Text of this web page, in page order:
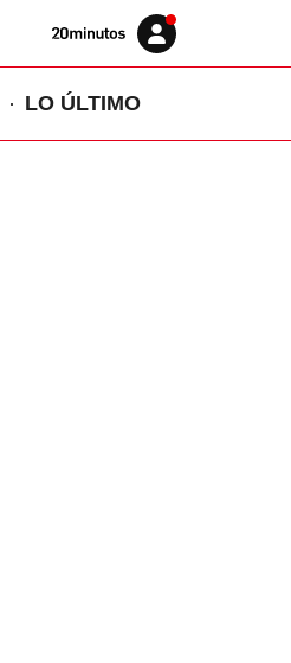
Volver
Iniciar
sesión
LO ÚLTIMO